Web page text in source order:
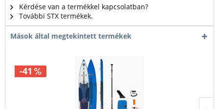
Kérdése van a termékkel kapcsolatban?
További STX termékek.
Mások által megtekintett termékek
-41